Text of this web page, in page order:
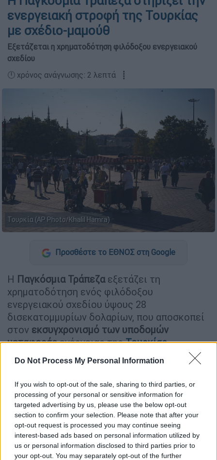
Do Not Process My Personal Information
If you wish to opt-out of the sale, sharing to third parties, or
processing of your personal or sensitive information for
targeted advertising by us, please use the below opt-out
section to confirm your selection. Please note that after your
opt-out request is processed you may continue seeing
interest-based ads based on personal information utilized by
us or personal information disclosed to third parties prior to
your opt-out. You may separately opt-out of the further
ενεργειακή στροφή της Τουρκίας
με σχέδιο-μαμούθ
Εξετάζεται η χρηματοδότηση φιλόδοξου ενεργειακού
σχεδίου
🕛 χρόνος ανάγνωσης: 2 λεπτά ┋
Τουρκία (AP Photo/Khalil Hamra)
Προσθέστε το ΕΘΝΟΣ στη Google
Η Παγκόσμια Τράπεζαεξετάζει τη
χρηματοδότηση ενός φιλόδοξου
ενεργειακού σχεδίου ύψους 28
δισεκατομμυρίων δολαρίων, που αποσκοπεί
στον εκσυγχρονισμό των υποδομών
μεταφοράςενέργειας τηςΤουρκίας.
Πολιτική|24.11.2024 08:45
Ναυτιλία: Πρώτη γέφυρα Ελλάδας-
Τουρκίας στο Αιγαίο – Επίσκεψη
Στυλιανίδη στην Κωνσταντινούπολη